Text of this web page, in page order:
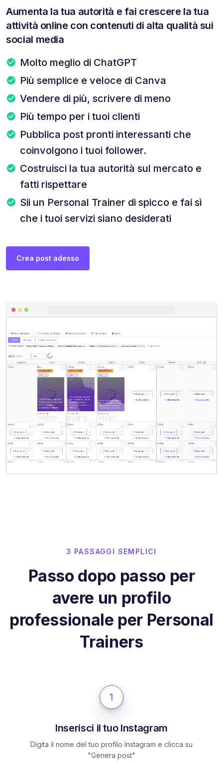
Aumenta la tua autorità e fai crescere la tua
attività online con contenuti di alta qualità sui
social media
Molto meglio di ChatGPT
Più semplice e veloce di Canva
Vendere di più, scrivere di meno
Più tempo per i tuoi clienti
Pubblica post pronti interessanti che
coinvolgono i tuoi follower.
Costruisci la tua autorità sul mercato e
fatti rispettare
Sii un Personal Trainer di spicco e fai sì
che i tuoi servizi siano desiderati
Crea post adesso
3 PASSAGGI SEMPLICI
Passo dopo passo per
avere un profilo
professionale per Personal
Trainers
1
Inserisci il tuo Instagram
Digita il nome del tuo profilo Instagram e clicca su
"Genera post"